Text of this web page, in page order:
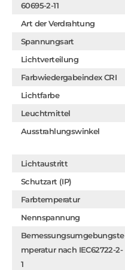
60695-2-11
Art der Verdrahtung
Spannungsart
Lichtverteilung
Farbwiedergabeindex CRI
Lichtfarbe
Leuchtmittel
Ausstrahlungswinkel
Lichtaustritt
Schutzart (IP)
Farbtemperatur
Nennspannung
Bemessungsumgebungste
mperatur nach IEC62722-2-
1